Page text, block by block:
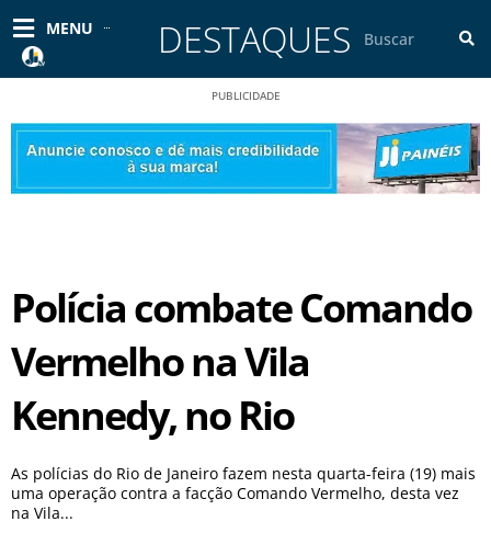
para
conteúdo
MENU DESTAQUES
PUBLICIDADE
Polícia combate Comando
Vermelho na Vila
Kennedy, no Rio
As polícias do Rio de Janeiro fazem nesta quarta-feira (19) mais
uma operação contra a facção Comando Vermelho, desta vez
na Vila...